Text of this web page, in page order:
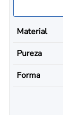
Material
Pureza
Forma